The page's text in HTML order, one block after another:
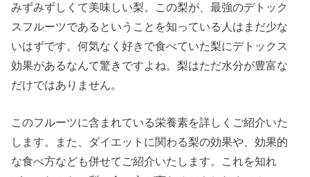
みずみずしくて美味しい梨。この梨が、最強のデトック
スフルーツであるということを知っている人はまだ少な
いはずです。何気なく好きで食べていた梨にデトックス
効果があるなんて驚きですよね。梨はただ水分が豊富な
だけではありません。
このフルーツに含まれている栄養素を詳しくご紹介いた
します。また、ダイエットに関わる梨の効果や、効果的
な食べ方なども併せてご紹介いたします。これを知れ